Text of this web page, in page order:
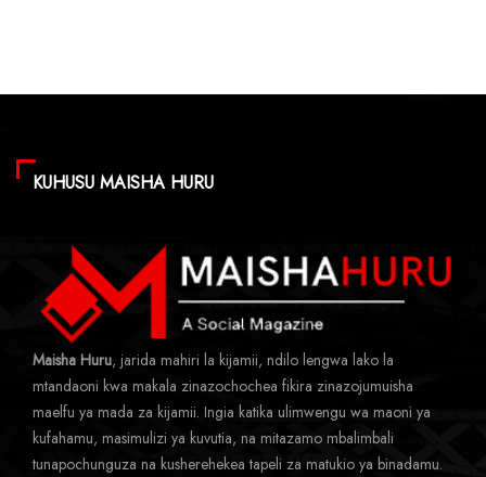
KUHUSU MAISHA HURU
Maisha Huru, jarida mahiri la kijamii, ndilo lengwa lako la
mtandaoni kwa makala zinazochochea fikira zinazojumuisha
maelfu ya mada za kijamii. Ingia katika ulimwengu wa maoni ya
kufahamu, masimulizi ya kuvutia, na mitazamo mbalimbali
tunapochunguza na kusherehekea tapeli za matukio ya binadamu.